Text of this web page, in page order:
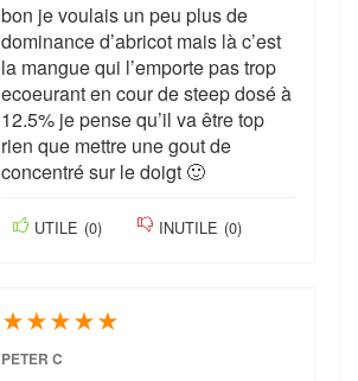
bon je voulais un peu plus de
dominance d’abricot mais là c’est
la mangue qui l’emporte pas trop
ecoeurant en cour de steep dosé à
12.5% je pense qu’il va être top
rien que mettre une gout de
concentré sur le doigt 🙂
UTILE (0) INUTILE (0)
★★★★★
PETER C